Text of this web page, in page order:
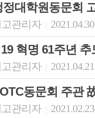
정대학원동문회
고관리자
혁명 61주년
고관리자
동문회 주관
고관리자